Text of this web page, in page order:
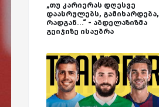
„თუ კარიერას დღესვე
დაასრულებს, გამიხარდება,
რადგან...“ - აბდელაზიზმა
გეიჯიზე ისაუბრა